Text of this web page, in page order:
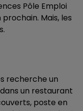
Pôle Emploi
Mais, les
recherche un
un restaurant
poste en